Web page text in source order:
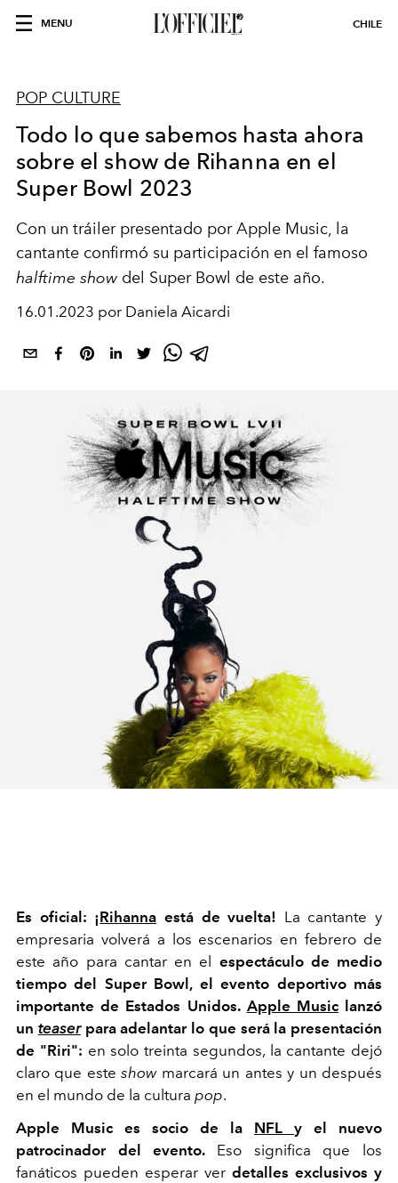
MENU CHILE
POP CULTURE
Todo lo que sabemos hasta ahora
sobre el show de Rihanna en el
Super Bowl 2023
Con un tráiler presentado por Apple Music, la
cantante confirmó su participación en el famoso
halftime show del Super Bowl de este año.
16.01.2023 por Daniela Aicardi
Es oficial: ¡Rihanna está de vuelta! La cantante y
empresaria volverá a los escenarios en febrero de
este año para cantar en el espectáculo de medio
tiempo del Super Bowl, el evento deportivo más
importante de Estados Unidos. Apple Musiclanzó
un teaserpara adelantar lo que será la presentación
de "Riri": en solo treinta segundos, la cantante dejó
claro que este showmarcará un antes y un después
en el mundo de la cultura pop.
Apple Music es socio de la NFL y el nuevo
patrocinador del evento. Eso significa que los
fanáticos pueden esperar ver detalles exclusivos y